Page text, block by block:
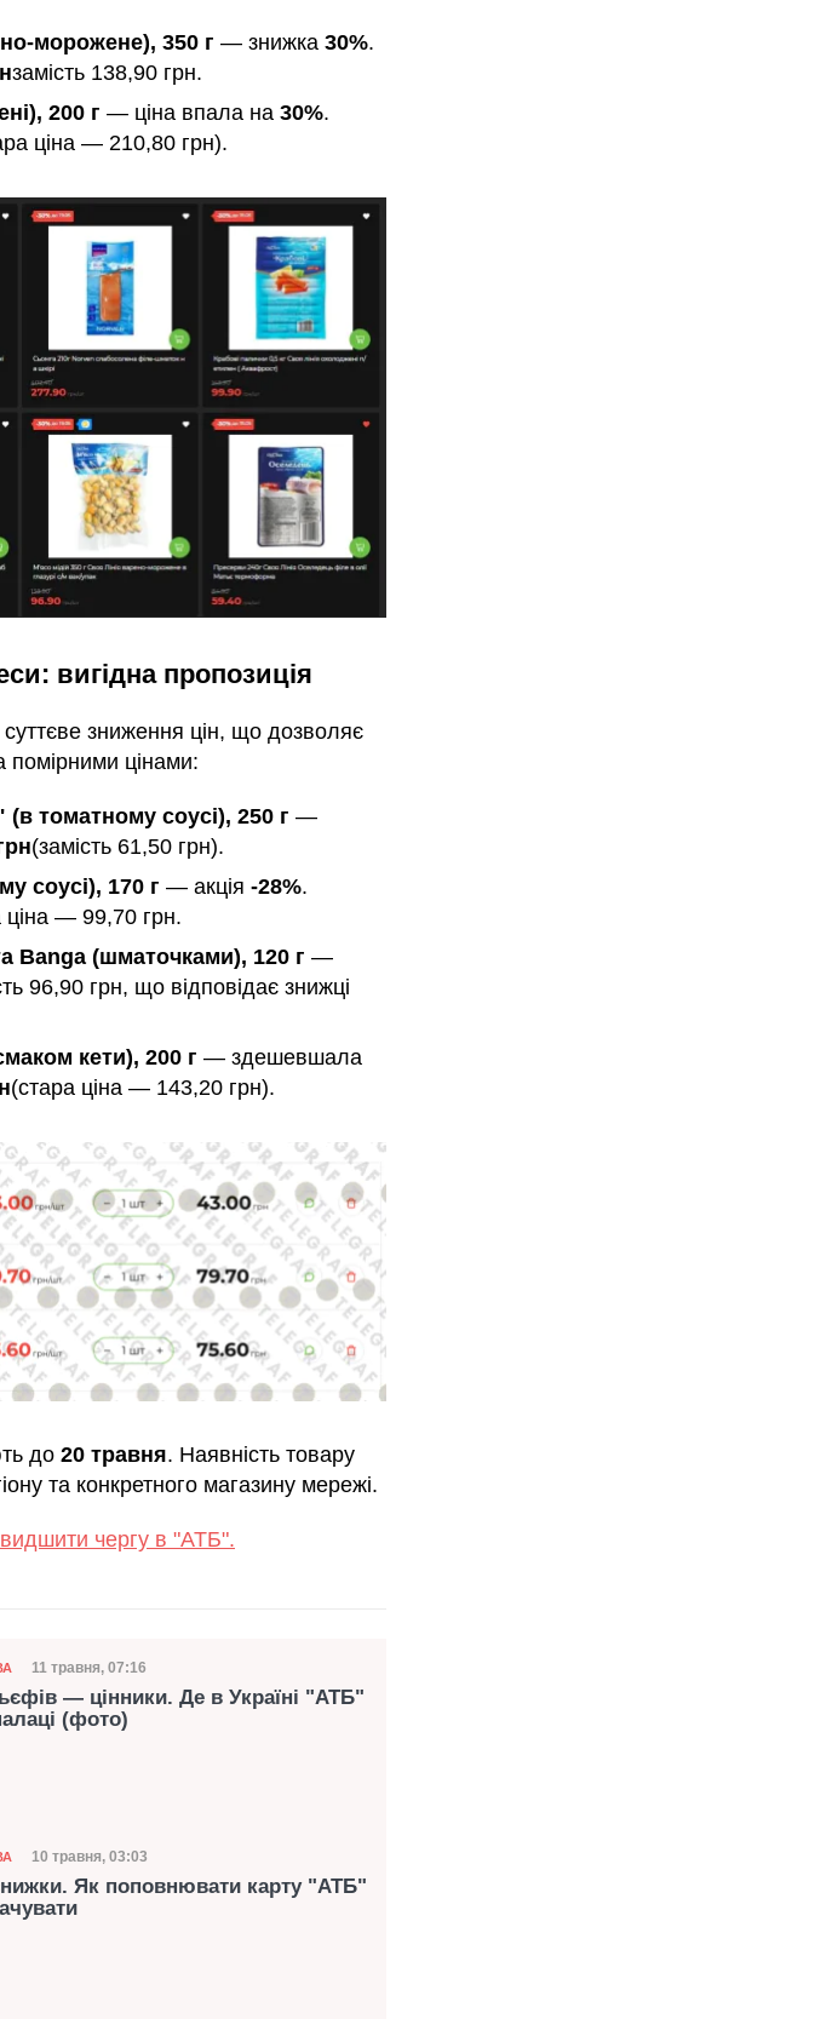
морожене), 350 г — знижка 30%.
замість 138,90 грн.
200 г — ціна впала на 30%.
ціна — 210,80 грн).
вигідна пропозиція
зниження цін, що дозволяє
помірними цінами:
(в томатному соусі), 250 г —
(замість 61,50 грн).
соусі), 170 г — акція -28%.
ціна — 99,70 грн.
Banga (шматочками), 120 г —
96,90 грн, що відповідає знижці
кети), 200 г — здешевшала
(стара ціна — 143,20 грн).
до 20 травня. Наявність товару
та конкретного магазину мережі.
чергу в "АТБ".
Дата публікації
11 травня, 07:16
— цінники. Де в Україні "АТБ"
(фото)
Дата публікації
10 травня, 03:03
Як поповнювати карту "АТБ"